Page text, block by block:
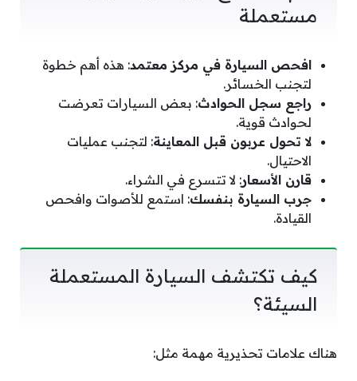
مستعملة
افحص السيارة في مركز معتمد: هذه أهم خطوة
لتجنب الخسائر.
راجع سجل الحوادث: بعض السيارات تعرضت
لحوادث قوية.
لا تحول عربون قبل المعاينة: لتجنب عمليات
الاحتيال.
قارن الأسعار: لا تتسرع في الشراء.
جرب السيارة بنفسك: استمع للأصوات وافحص
القيادة.
كيف تكتشف السيارة المستعملة
السيئة؟
هناك علامات تحذيرية مهمة مثل: